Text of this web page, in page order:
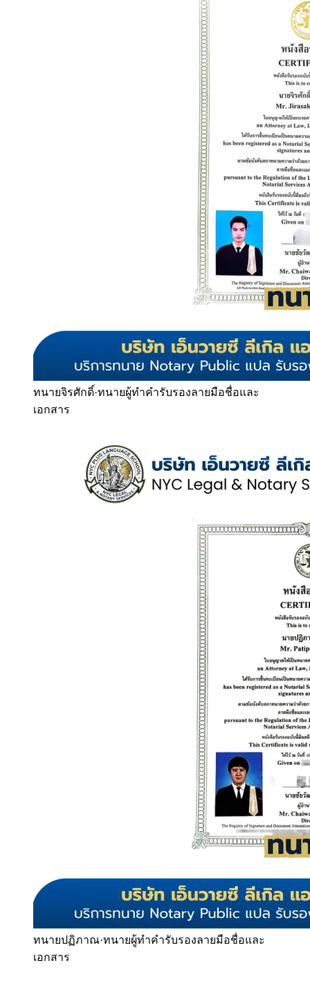
ทนายจิรศักดิ์·ทนายผู้ทำคำรับรองลายมือชื่อและ
เอกสาร
ทนายปฏิภาณ·ทนายผู้ทำคำรับรองลายมือชื่อและ
เอกสาร